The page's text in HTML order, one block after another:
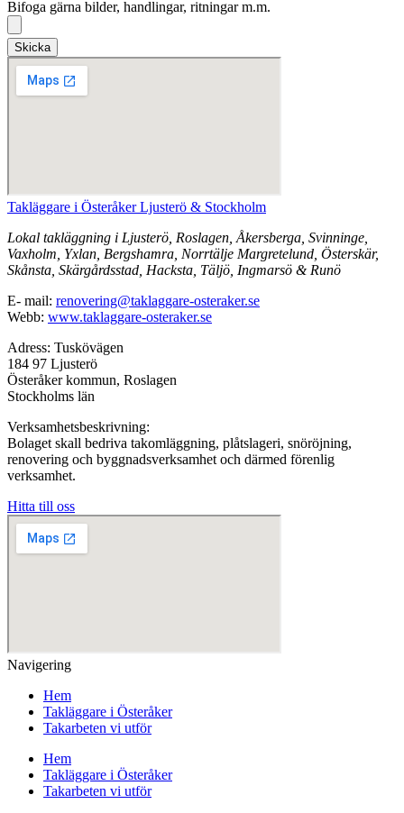
Bifoga gärna bilder, handlingar, ritningar m.m.
Skicka
Takläggare i Österåker Ljusterö & Stockholm
Lokal takläggning i Ljusterö, Roslagen, Åkersberga, Svinninge,
Vaxholm, Yxlan, Bergshamra, Norrtälje Margretelund, Österskär,
Skånsta, Skärgårdsstad, Hacksta, Täljö, Ingmarsö & Runö
E- mail: renovering@taklaggare-osteraker.se
Webb: www.taklaggare-osteraker.se
Adress: Tuskövägen
184 97 Ljusterö
Österåker kommun, Roslagen
Stockholms län
Verksamhetsbeskrivning:
Bolaget skall bedriva takomläggning, plåtslageri, snöröjning,
renovering och byggnadsverksamhet och därmed förenlig
verksamhet.
Hitta till oss
Navigering
Hem
Takläggare i Österåker
Takarbeten vi utför
Hem
Takläggare i Österåker
Takarbeten vi utför